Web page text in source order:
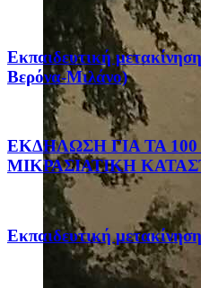
Eκπαιδευτική
Βερόνα-Μιλάνο)
ΕΚΔΗΛΩΣΗ ΓΙΑ ΤΑ
ΜΙΚΡΑΣΙΑΤΙΚΗ
Eκπαιδευτική